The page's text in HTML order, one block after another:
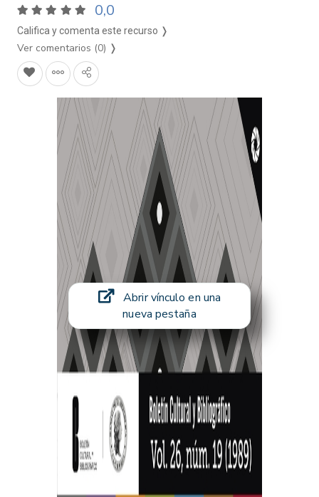
0,0
Califica y comenta este recurso ❭
Ver comentarios (0) ❭
Abrir vínculo en una
nueva pestaña